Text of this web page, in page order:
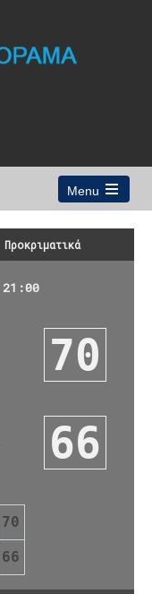
Menu
Open
main
Προκριματικά
21:00
70
66
70
66